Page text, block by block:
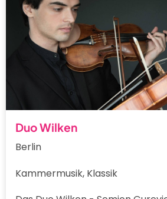
Duo Wilken
Berlin
Kammermusik, Klassik